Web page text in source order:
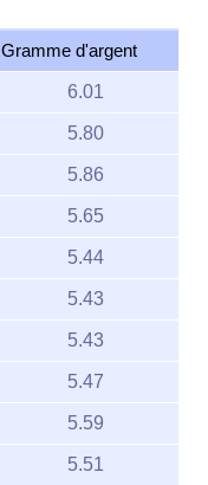
Gramme d'argent
6.01
5.80
5.86
5.65
5.44
5.43
5.43
5.47
5.59
5.51